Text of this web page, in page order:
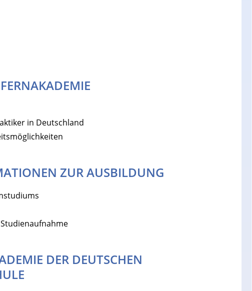
in Deutschland
ZUR AUSBILDUNG
DER DEUTSCHEN
Heimarbeit ohne PC: Die besten